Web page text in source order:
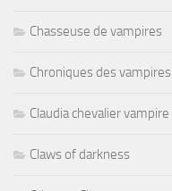
Chasseuse de vampires
Chroniques des vampires
Claudia chevalier vampire
Claws of darkness